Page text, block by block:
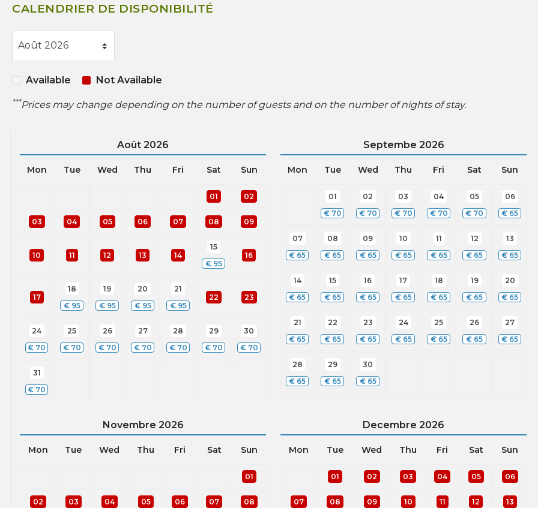
CALENDRIER DE DISPONIBILITÉ
Available Not Available
***Prices may change depending on the number of guests and on the number of nights of stay.
Août 2026
Mon Tue Wed Thu Fri Sat Sun
01 02
03 04 05 06 07 08 09
10 11 12 13 14
15
€ 95
16
17
18
€ 95
19
€ 95
20
€ 95
21
€ 95
22 23
24
€ 70
25
€ 70
26
€ 70
27
€ 70
28
€ 70
29
€ 70
30
€ 70
31
€ 70
Septembe 2026
Mon Tue Wed Thu Fri Sat Sun
01
€ 70
02
€ 70
03
€ 70
04
€ 70
05
€ 70
06
€ 65
07
€ 65
08
€ 65
09
€ 65
10
€ 65
11
€ 65
12
€ 65
13
€ 65
14
€ 65
15
€ 65
16
€ 65
17
€ 65
18
€ 65
19
€ 65
20
€ 65
21
€ 65
22
€ 65
23
€ 65
24
€ 65
25
€ 65
26
€ 65
27
€ 65
28
€ 65
29
€ 65
30
€ 65
Novembre 2026
Mon Tue Wed Thu Fri Sat Sun
01
02 03 04 05 06 07 08
Decembre 2026
Mon Tue Wed Thu Fri Sat Sun
01 02 03 04 05 06
07 08 09 10 11 12 13